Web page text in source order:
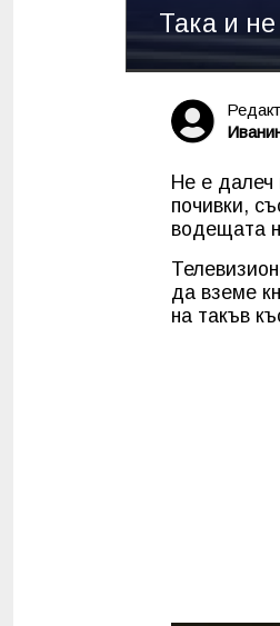
Така и
Не е далеч
почивки,
водещата
да вземе
на такъв